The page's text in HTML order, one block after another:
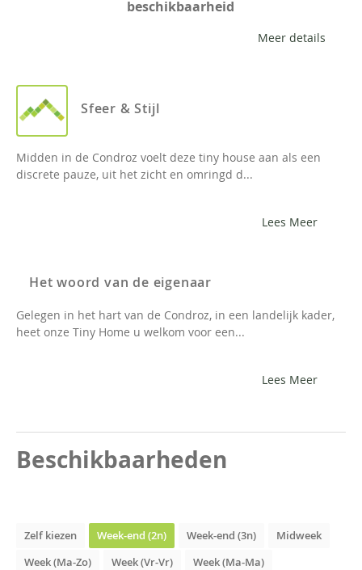
beschikbaarheid
Meer details
Sfeer & Stijl
Midden in de Condroz voelt deze tiny house aan als een
discrete pauze, uit het zicht en omringd d...
Lees Meer
Het woord van de eigenaar
Gelegen in het hart van de Condroz, in een landelijk kader,
heet onze Tiny Home u welkom voor een...
Lees Meer
Beschikbaarheden
Zelf kiezen Week-end (2n) Week-end (3n)
Midweek
Week (Ma-Zo)
Week (Vr-Vr)
Week (Ma-Ma)